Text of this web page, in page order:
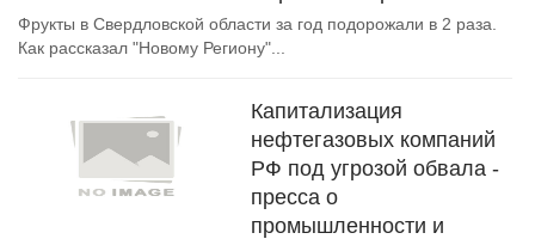
Фрукты в Свердловской области за год подорожали в 2 раза.
Как рассказал "Новому Региону"...
Капитализация
нефтегазовых компаний
РФ под угрозой обвала -
пресса о
промышленности и